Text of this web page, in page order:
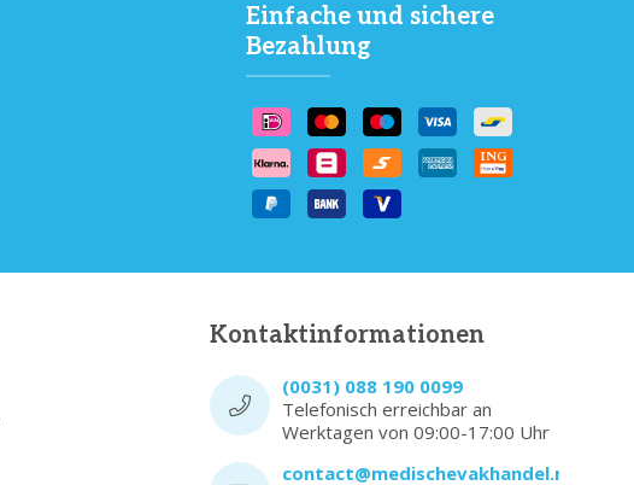
Einfache und sichere
Bezahlung
Kontaktinformationen
(0031) 088 190 0099
Telefonisch erreichbar an
Werktagen von 09:00-17:00 Uhr
contact@medischevakhandel.nl